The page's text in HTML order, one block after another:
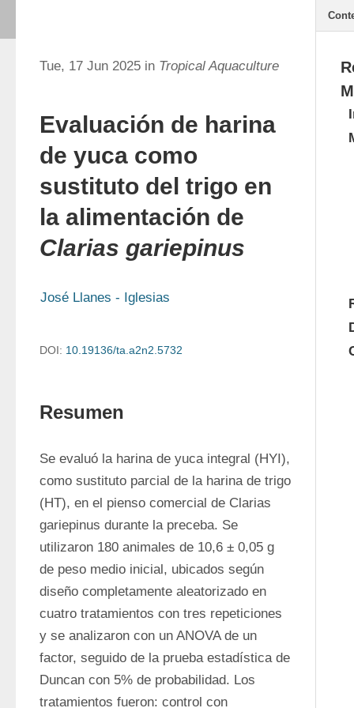
Tue, 17 Jun 2025 in Tropical Aquaculture
Evaluación de harina
de yuca como
sustituto del trigo en
la alimentación de
Clarias gariepinus
José Llanes - Iglesias
DOI: 10.19136/ta.a2n2.5732
Resumen
Se evaluó la harina de yuca integral (HYI),
como sustituto parcial de la harina de trigo
(HT), en el pienso comercial de Clarias
gariepinus durante la preceba. Se
utilizaron 180 animales de 10,6 ± 0,05 g
de peso medio inicial, ubicados según
diseño completamente aleatorizado en
cuatro tratamientos con tres repeticiones
y se analizaron con un ANOVA de un
factor, seguido de la prueba estadística de
Duncan con 5% de probabilidad. Los
tratamientos fueron: control con